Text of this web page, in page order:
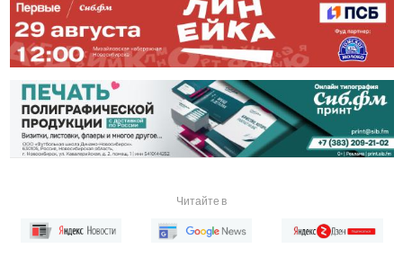
Читайте в